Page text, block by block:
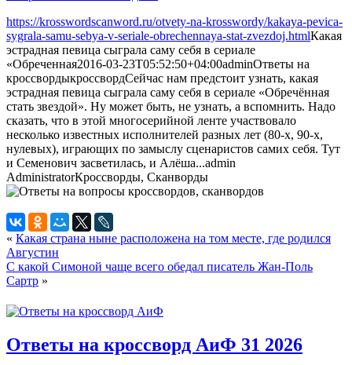
https://krosswordscanword.ru/otvety-na-krosswordy/kakaya-pevica-
sygrala-samu-sebya-v-seriale-obrechennaya-stat-zvezdoj.htmlКакая
эстрадная певица сыграла саму себя в сериале
«Обреченная2016-03-23T05:52:50+04:00adminОтветы на
кроссвордыкроссвордСейчас нам предстоит узнать, какая
эстрадная певица сыграла саму себя в сериале «Обречённая
стать звездой». Ну может быть, не узнать, а вспомнить. Надо
сказать, что в этой многосерийной ленте участвовало
несколько известных исполнителей разных лет (80-х, 90-х,
нулевых), играющих по замыслу сценаристов самих себя. Тут
и Семенович засветилась, и Алёша...admin
AdministratorКроссворды, Сканворды
« Какая страна ныне расположена на том месте, где родился
Августин
С какой Симоной чаще всего обедал писатель Жан-Поль
Сартр »
Ответы на кроссворд АиФ 31 2026